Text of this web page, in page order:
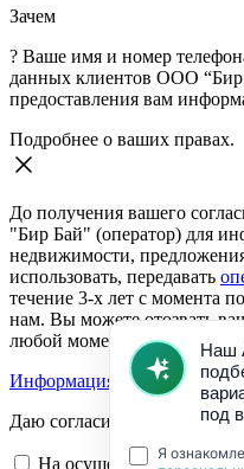
Зачем
? Ваше имя и номер
данных клиентов ООО “Бир
предоставления вам
Подробнее о ваших правах.
До получения вашего
"Бир Бай" (оператор) для
недвижимости,
использовать, передавать
течение 3-х лет с момента
нам. Вы можете отозвать
любой момент.
Информация о согласии на
Даю согласие:
На осуществление